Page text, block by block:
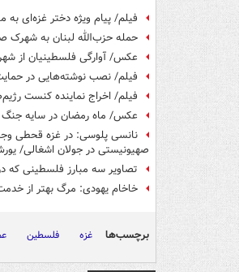
فیلم/ پیام ویژه دختر غزه‌ای به
حمله حزب‌الله لبنان به شهرک
عکس/ آوارگی فلسطینیان از
فیلم/ نصب نوشته‌هایی در
فیلم/ اخراج نماینده کنست
عکس/ ماه رمضان در سایه جنگ
نانسی پلوسی: در غزه قحطی
صهیونیستی در جولان اشغالی/
تصاویر سه مبارز فلسطینی که
خاخام یهودی: مرگ بهتر از
برچسب‌ها غزه فلسطین